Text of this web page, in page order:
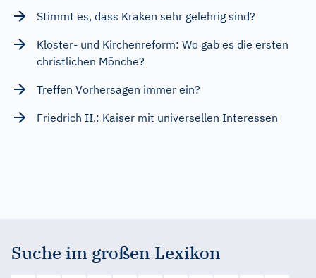
Stimmt es, dass Kraken sehr gelehrig sind?
Kloster- und Kirchenreform: Wo gab es die ersten
christlichen Mönche?
Treffen Vorhersagen immer ein?
Friedrich II.: Kaiser mit universellen Interessen
Suche im großen Lexikon